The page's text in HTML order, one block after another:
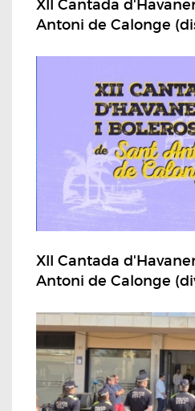
XII Cantada
Antoni de Calonge
XII Cantada
Antoni de Calonge